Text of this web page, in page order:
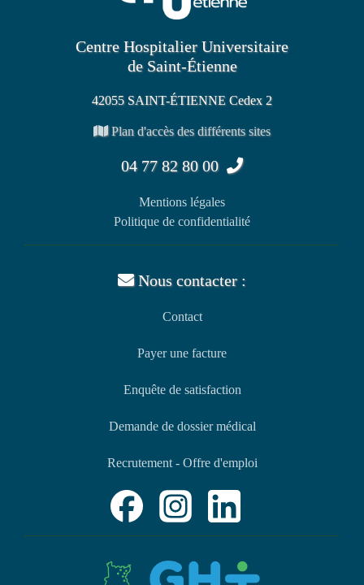
Centre Hospitalier Universitaire
de Saint-Étienne
42055 SAINT-ÉTIENNE Cedex 2
Plan d'accès des différents sites
04 77 82 80 00
Mentions légales
Politique de confidentialité
Nous contacter :
Contact
Payer une facture
Enquête de satisfaction
Demande de dossier médical
Recrutement - Offre d'emploi